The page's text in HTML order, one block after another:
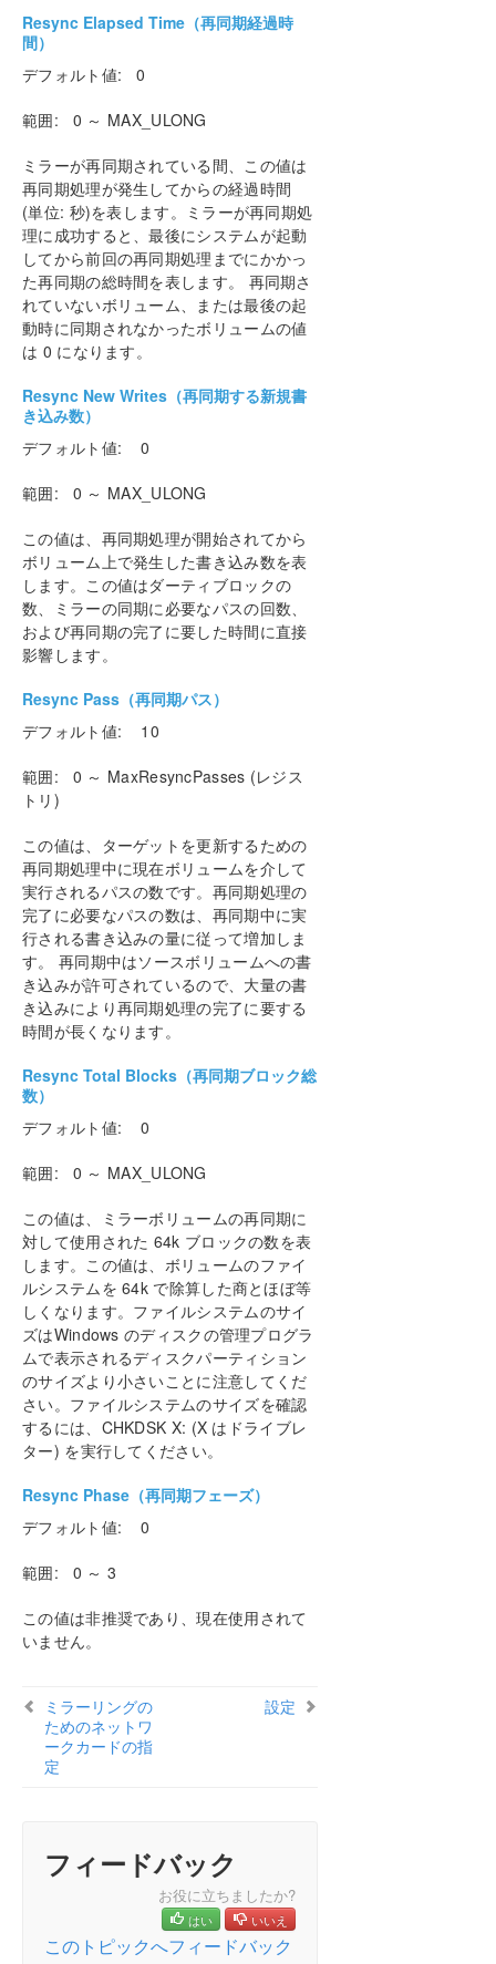
Resync Elapsed Time（再同期経過時
間）
デフォルト値: 0
範囲: 0 ～ MAX_ULONG
ミラーが再同期されている間、この値は
再同期処理が発生してからの経過時間
(単位: 秒)を表します。ミラーが再同期処
理に成功すると、最後にシステムが起動
してから前回の再同期処理までにかかっ
た再同期の総時間を表します。 再同期さ
れていないボリューム、または最後の起
動時に同期されなかったボリュームの値
は 0 になります。
Resync New Writes（再同期する新規書
き込み数）
デフォルト値: 0
範囲: 0 ～ MAX_ULONG
この値は、再同期処理が開始されてから
ボリューム上で発生した書き込み数を表
します。この値はダーティブロックの
数、ミラーの同期に必要なパスの回数、
および再同期の完了に要した時間に直接
影響します。
Resync Pass（再同期パス）
デフォルト値: 10
範囲: 0 ～ MaxResyncPasses (レジス
トリ)
この値は、ターゲットを更新するための
再同期処理中に現在ボリュームを介して
実行されるパスの数です。再同期処理の
完了に必要なパスの数は、再同期中に実
行される書き込みの量に従って増加しま
す。 再同期中はソースボリュームへの書
き込みが許可されているので、大量の書
き込みにより再同期処理の完了に要する
時間が長くなります。
Resync Total Blocks（再同期ブロック総
数）
デフォルト値: 0
範囲: 0 ～ MAX_ULONG
この値は、ミラーボリュームの再同期に
対して使用された 64k ブロックの数を表
します。この値は、ボリュームのファイ
ルシステムを 64k で除算した商とほぼ等
しくなります。ファイルシステムのサイ
ズはWindows のディスクの管理プログラ
ムで表示されるディスクパーティション
のサイズより小さいことに注意してくだ
さい。ファイルシステムのサイズを確認
するには、CHKDSK X: (X はドライブレ
ター) を実行してください。
Resync Phase（再同期フェーズ）
デフォルト値: 0
範囲: 0 ～ 3
この値は非推奨であり、現在使用されて
いません。
ミラーリングの
ためのネットワ
ークカードの指
定
設定
フィードバック
お役に立ちましたか?
はい いいえ
このトピックへフィードバック